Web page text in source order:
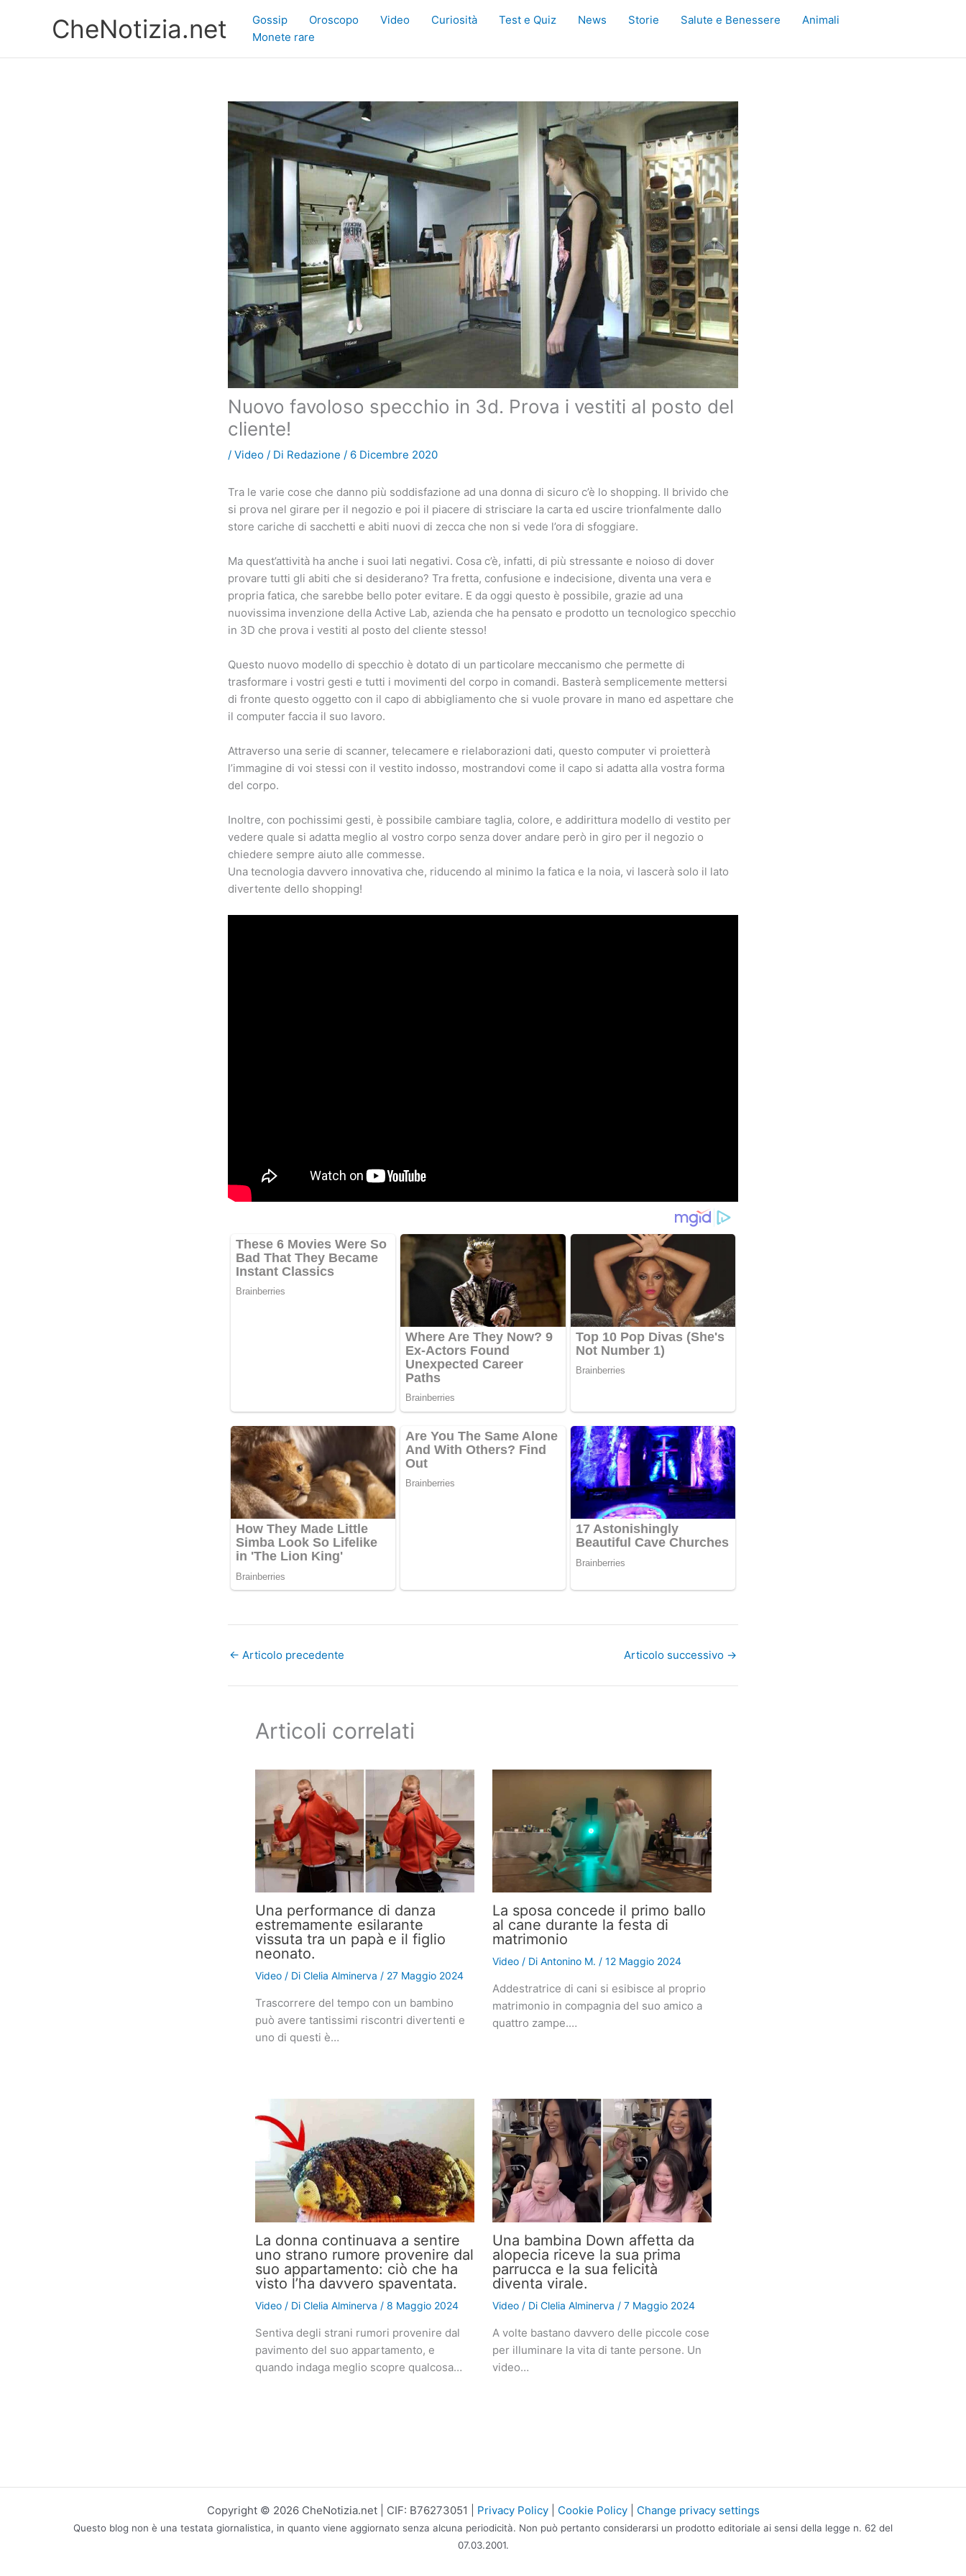
CheNotizia.net Gossip Oroscopo Video Curiosità Test e Quiz News Storie Salute e Benessere
Animali
Monete rare
Nuovo favoloso specchio in 3d. Prova i vestiti al posto del
cliente!
/ Video / Di Redazione / 6 Dicembre 2020
Tra le varie cose che danno più soddisfazione ad una donna di sicuro c’è lo shopping. Il brivido che
si prova nel girare per il negozio e poi il piacere di strisciare la carta ed uscire trionfalmente dallo
store cariche di sacchetti e abiti nuovi di zecca che non si vede l’ora di sfoggiare.
Ma quest’attività ha anche i suoi lati negativi. Cosa c’è, infatti, di più stressante e noioso di dover
provare tutti gli abiti che si desiderano? Tra fretta, confusione e indecisione, diventa una vera e
propria fatica, che sarebbe bello poter evitare. E da oggi questo è possibile, grazie ad una
nuovissima invenzione della Active Lab, azienda che ha pensato e prodotto un tecnologico specchio
in 3D che prova i vestiti al posto del cliente stesso!
Questo nuovo modello di specchio è dotato di un particolare meccanismo che permette di
trasformare i vostri gesti e tutti i movimenti del corpo in comandi. Basterà semplicemente mettersi
di fronte questo oggetto con il capo di abbigliamento che si vuole provare in mano ed aspettare che
il computer faccia il suo lavoro.
Attraverso una serie di scanner, telecamere e rielaborazioni dati, questo computer vi proietterà
l’immagine di voi stessi con il vestito indosso, mostrandovi come il capo si adatta alla vostra forma
del corpo.
Inoltre, con pochissimi gesti, è possibile cambiare taglia, colore, e addirittura modello di vestito per
vedere quale si adatta meglio al vostro corpo senza dover andare però in giro per il negozio o
chiedere sempre aiuto alle commesse.
Una tecnologia davvero innovativa che, riducendo al minimo la fatica e la noia, vi lascerà solo il lato
divertente dello shopping!
← Articolo precedente Articolo successivo →
Articoli correlati
Una performance di danza
estremamente esilarante
vissuta tra un papà e il figlio
neonato.
Video/ Di Clelia Alminerva / 27 Maggio 2024
Trascorrere del tempo con un bambino
può avere tantissimi riscontri divertenti e
uno di questi è…
La sposa concede il primo ballo
al cane durante la festa di
matrimonio
Video/ Di Antonino M. / 12 Maggio 2024
Addestratrice di cani si esibisce al proprio
matrimonio in compagnia del suo amico a
quattro zampe.…
La donna continuava a sentire
uno strano rumore provenire dal
suo appartamento: ciò che ha
visto l’ha davvero spaventata.
Video/ Di Clelia Alminerva / 8 Maggio 2024
Sentiva degli strani rumori provenire dal
pavimento del suo appartamento, e
quando indaga meglio scopre qualcosa…
Una bambina Down affetta da
alopecia riceve la sua prima
parrucca e la sua felicità
diventa virale.
Video/ Di Clelia Alminerva / 7 Maggio 2024
A volte bastano davvero delle piccole cose
per illuminare la vita di tante persone. Un
video…
Copyright © 2026 CheNotizia.net | CIF: B76273051 | Privacy Policy| Cookie Policy| Change privacy settings
Questo blog non è una testata giornalistica, in quanto viene aggiornato senza alcuna periodicità. Non può pertanto considerarsi un prodotto editoriale ai sensi della legge n. 62 del
07.03.2001.